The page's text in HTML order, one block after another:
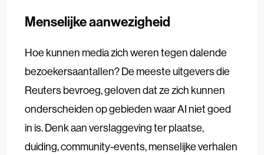
Menselijke aanwezigheid
Hoe kunnen media zich weren tegen dalende
bezoekersaantallen? De meeste uitgevers die
Reuters bevroeg, geloven dat ze zich kunnen
onderscheiden op gebieden waar AI niet goed
in is. Denk aan verslaggeving ter plaatse,
duiding, community-events, menselijke verhalen